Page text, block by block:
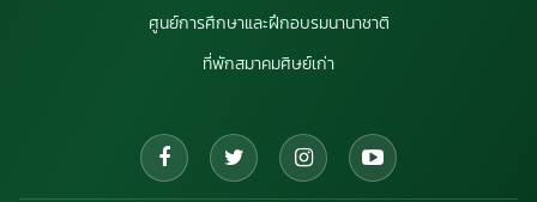
ศูนย์การศึกษาและฝึกอบรมนานาชาติ
ที่พักสมาคมศิษย์เก่า